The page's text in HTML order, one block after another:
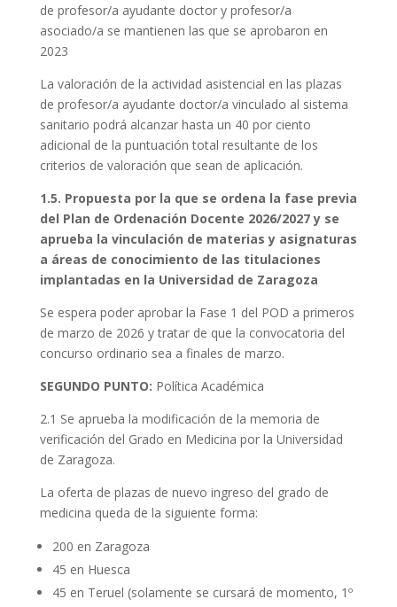
de profesor/a ayudante doctor y profesor/a
asociado/a se mantienen las que se aprobaron en
2023
La valoración de la actividad asistencial en las plazas
de profesor/a ayudante doctor/a vinculado al sistema
sanitario podrá alcanzar hasta un 40 por ciento
adicional de la puntuación total resultante de los
criterios de valoración que sean de aplicación.
1.5. Propuesta por la que se ordena la fase previa
del Plan de Ordenación Docente 2026/2027 y se
aprueba la vinculación de materias y asignaturas
a áreas de conocimiento de las titulaciones
implantadas en la Universidad de Zaragoza
Se espera poder aprobar la Fase 1 del POD a primeros
de marzo de 2026 y tratar de que la convocatoria del
concurso ordinario sea a finales de marzo.
SEGUNDO PUNTO: Política Académica
2.1 Se aprueba la modificación de la memoria de
verificación del Grado en Medicina por la Universidad
de Zaragoza.
La oferta de plazas de nuevo ingreso del grado de
medicina queda de la siguiente forma:
200 en Zaragoza
45 en Huesca
45 en Teruel (solamente se cursará de momento, 1º